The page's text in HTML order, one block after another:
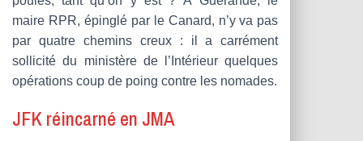
maire RPR, épinglé par le Canard, n’y va pas
par quatre chemins creux : il a carrément
sollicité du ministère de l’Intérieur quelques
opérations coup de poing contre les nomades.
JFK réincarné en JMA